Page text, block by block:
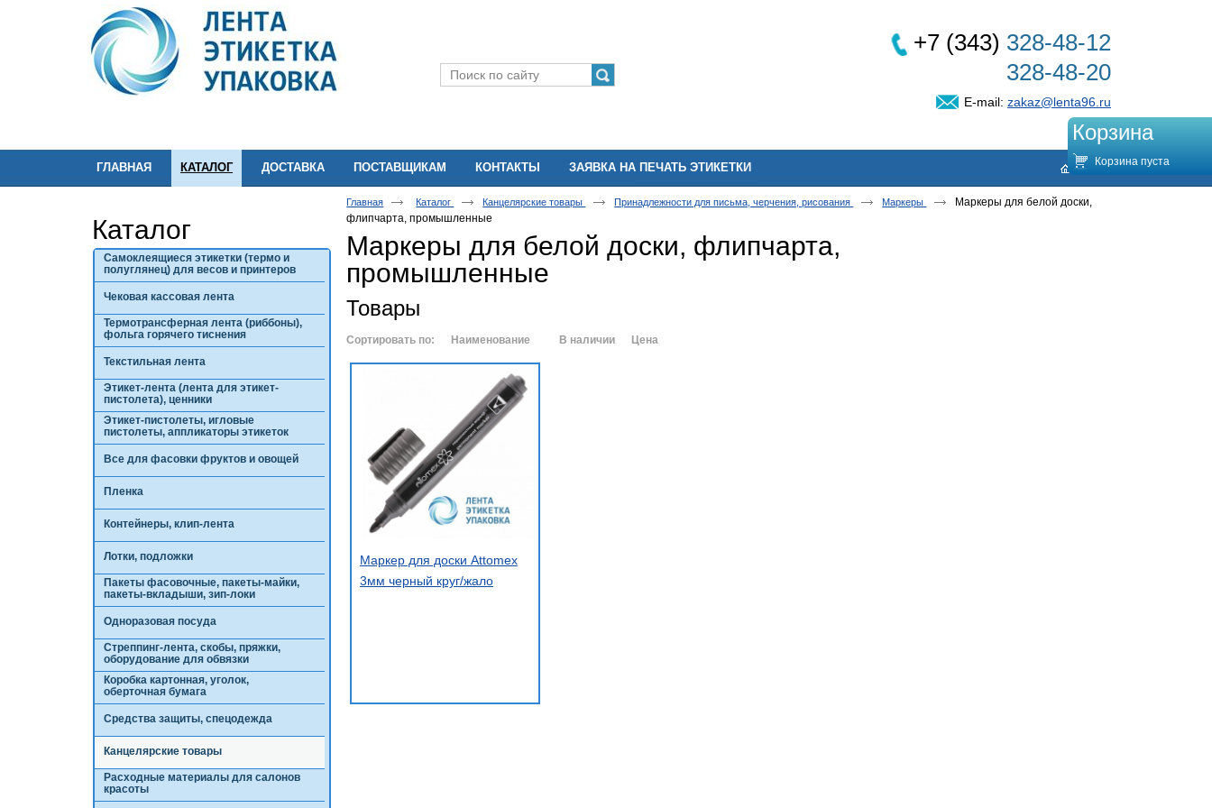
+7 (343) 328-48-12
328-48-20
E-mail: zakaz@lenta96.ru
ГЛАВНАЯ КАТАЛОГ ДОСТАВКА ПОСТАВЩИКАМ КОНТАКТЫ ЗАЯВКА НА ПЕЧАТЬ ЭТИКЕТКИ
Каталог
Самоклеящиеся этикетки (термо и
полуглянец) для весов и принтеров
Чековая кассовая лента
Термотрансферная лента (риббоны),
фольга горячего тиснения
Текстильная лента
Этикет-лента (лента для этикет-
пистолета), ценники
Этикет-пистолеты, игловые
пистолеты, аппликаторы этикеток
Все для фасовки фруктов и овощей
Пленка
Контейнеры, клип-лента
Лотки, подложки
Пакеты фасовочные, пакеты-майки,
пакеты-вкладыши, зип-локи
Одноразовая посуда
Стреппинг-лента, скобы, пряжки,
оборудование для обвязки
Коробка картонная, уголок,
оберточная бумага
Средства защиты, спецодежда
Канцелярские товары
Расходные материалы для салонов
красоты
Корзина
Корзина пуста
Главная Каталог Канцелярские товары Принадлежности для письма, черчения, рисования Маркеры
Маркеры для белой доски,
флипчарта, промышленные
Маркеры для белой доски, флипчарта,
промышленные
Товары
Сортировать по: Наименование В наличии Цена
Маркер для доски Attomex
3мм черный круг/жало